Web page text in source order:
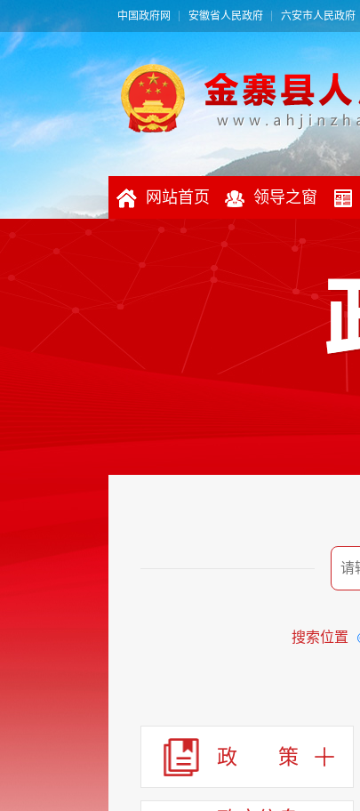
中国政府网 安徽省人民政府 六安市人民政府
网站首页 领导之窗
搜索位置
政 策